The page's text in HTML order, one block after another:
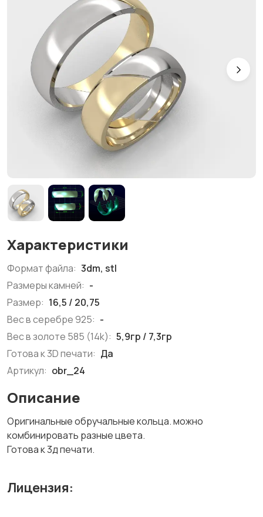
Характеристики
Формат файла: 3dm, stl
Размеры камней: -
Размер: 16,5 / 20,75
Вес в серебре 925: -
Вес в золоте 585 (14k): 5,9гр / 7,3гр
Готова к 3D печати: Да
Артикул: obr_24
Описание
Оригинальные обручальные кольца. можно
комбинировать разные цвета.
Готова к 3д печати.
Лицензия: